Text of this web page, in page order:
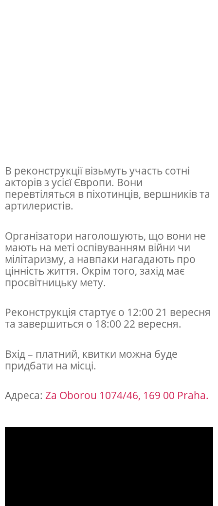
т
о
р
ч
н
у
б
т
в
В реконструкції візьмуть участь сотні
акторів з усієї Європи. Вони
перевтіляться в піхотинців, вершників та
артилеристів.
Організатори наголошують, що вони не
мають на меті оспівуванням війни чи
мілітаризму, а навпаки нагадають про
цінність життя. Окрім того, захід має
просвітницьку мету.
Реконструкція стартує о 12:00 21 вересня
та завершиться о 18:00 22 вересня.
Вхід – платний, квитки можна буде
придбати на місці.
Адреса: Za Oborou 1074/46, 169 00 Praha.